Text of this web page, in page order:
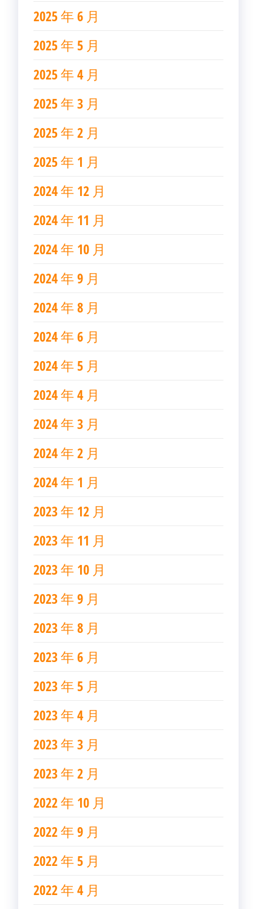
2025 年 6 月
2025 年 5 月
2025 年 4 月
2025 年 3 月
2025 年 2 月
2025 年 1 月
2024 年 12 月
2024 年 11 月
2024 年 10 月
2024 年 9 月
2024 年 8 月
2024 年 6 月
2024 年 5 月
2024 年 4 月
2024 年 3 月
2024 年 2 月
2024 年 1 月
2023 年 12 月
2023 年 11 月
2023 年 10 月
2023 年 9 月
2023 年 8 月
2023 年 6 月
2023 年 5 月
2023 年 4 月
2023 年 3 月
2023 年 2 月
2022 年 10 月
2022 年 9 月
2022 年 5 月
2022 年 4 月